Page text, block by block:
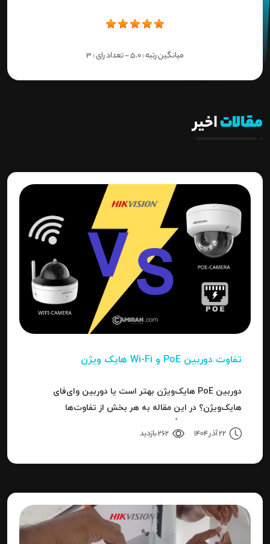
میانگین رتبه :5.0- تعداد رای :3
مقالاتاخیر
تفاوت دوربین PoE و Wi-Fi هایک‌ ویژن
دوربین PoE هایک‌ویژن بهتر است یا دوربین وای‌فای
هایک‌ویژن؟ در این مقاله به هر بخش از تفاوت‌ها
بهترین انتخاب است.
22 آذر 1404 262 بازدید